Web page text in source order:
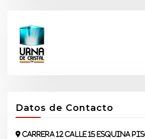
Datos de Contacto
Carrera 12 Calle 15 Esquina